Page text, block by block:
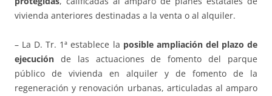
vivienda anteriores destinadas a la venta o al alquiler.
– La D. Tr. 1ª establece la posible ampliación del plazo de
ejecución de las actuaciones de fomento del parque
público de vivienda en alquiler y de fomento de la
regeneración y renovación urbanas, articuladas al amparo